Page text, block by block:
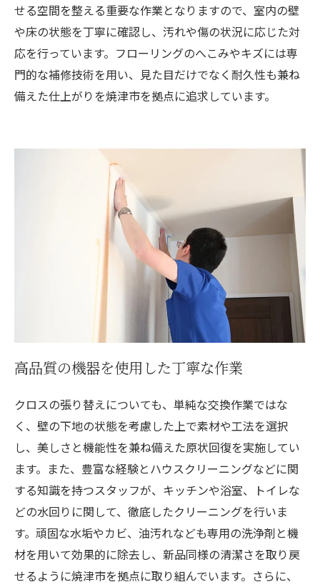
せる空間を整える重要な作業となりますので、室内の壁
や床の状態を丁寧に確認し、汚れや傷の状況に応じた対
応を行っています。フローリングのへこみやキズには専
門的な補修技術を用い、見た目だけでなく耐久性も兼ね
備えた仕上がりを焼津市を拠点に追求しています。
高品質の機器を使用した丁寧な作業
クロスの張り替えについても、単純な交換作業ではな
く、壁の下地の状態を考慮した上で素材や工法を選択
し、美しさと機能性を兼ね備えた原状回復を実施してい
ます。また、豊富な経験とハウスクリーニングなどに関
する知識を持つスタッフが、キッチンや浴室、トイレな
どの水回りに関して、徹底したクリーニングを行いま
す。頑固な水垢やカビ、油汚れなども専用の洗浄剤と機
材を用いて効果的に除去し、新品同様の清潔さを取り戻
せるように焼津市を拠点に取り組んでいます。さらに、